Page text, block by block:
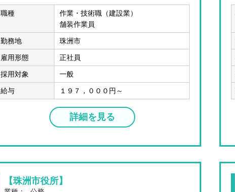
職種
作業・技術職（建設業）
舗装作業員
勤務地 珠洲市
雇用形態 正社員
採用対象 一般
給与 １９７，０００円～
詳細を見る
【珠洲市役所】